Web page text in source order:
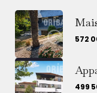
572
499